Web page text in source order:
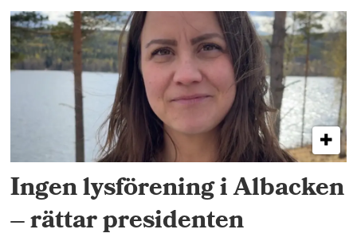
Ingen lysförening i Albacken
– rättar presidenten